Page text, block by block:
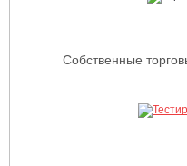
Собственные